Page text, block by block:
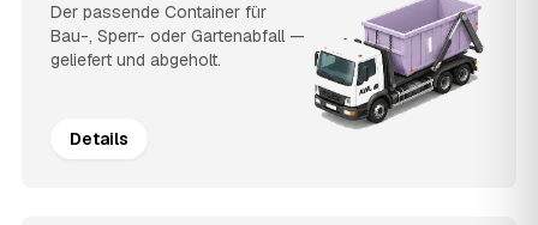
Der passende Container für
Bau-, Sperr- oder Gartenabfall —
geliefert und abgeholt.
Details